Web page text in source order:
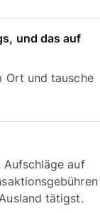
und das auf
Ort und tausche
Aufschläge auf
tätigst.